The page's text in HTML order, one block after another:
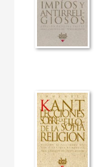
MATERIAS
Hinduismo
Contemporánea
Moderna
Mitología y religiones
Otras religiones